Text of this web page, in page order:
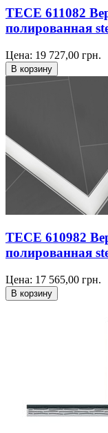
TECE 611082
полированная
Цена: 19 727,00 грн.
TECE 610982
полированная
Цена: 17 565,00 грн.